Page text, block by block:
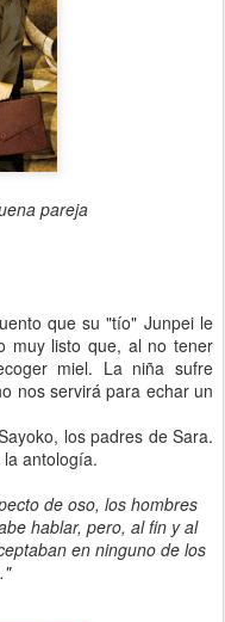
pareja
que su "tío" Junpei le
muy listo que, al no tener
miel. La niña sufre
nos servirá para echar un
los padres de Sara.
antología.
de oso, los hombres
hablar, pero, al fin y al
en ninguno de los